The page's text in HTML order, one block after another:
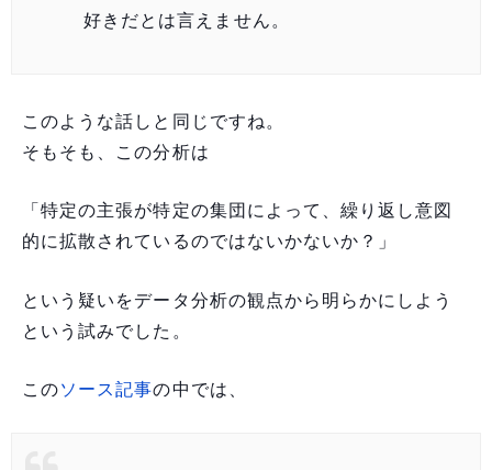
好きだとは言えません。
このような話しと同じですね。
そもそも、この分析は
「特定の主張が特定の集団によって、繰り返し意図
的に拡散されているのではないかないか？」
という疑いをデータ分析の観点から明らかにしよう
という試みでした。
このソース記事の中では、